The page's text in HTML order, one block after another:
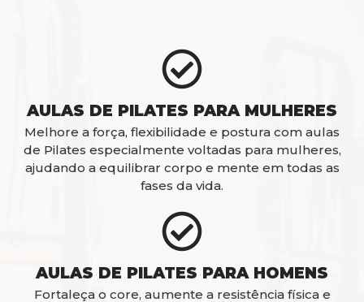
AULAS DE PILATES PARA MULHERES
Melhore a força, flexibilidade e postura com aulas
de Pilates especialmente voltadas para mulheres,
ajudando a equilibrar corpo e mente em todas as
fases da vida.
AULAS DE PILATES PARA HOMENS
Fortaleça o core, aumente a resistência física e